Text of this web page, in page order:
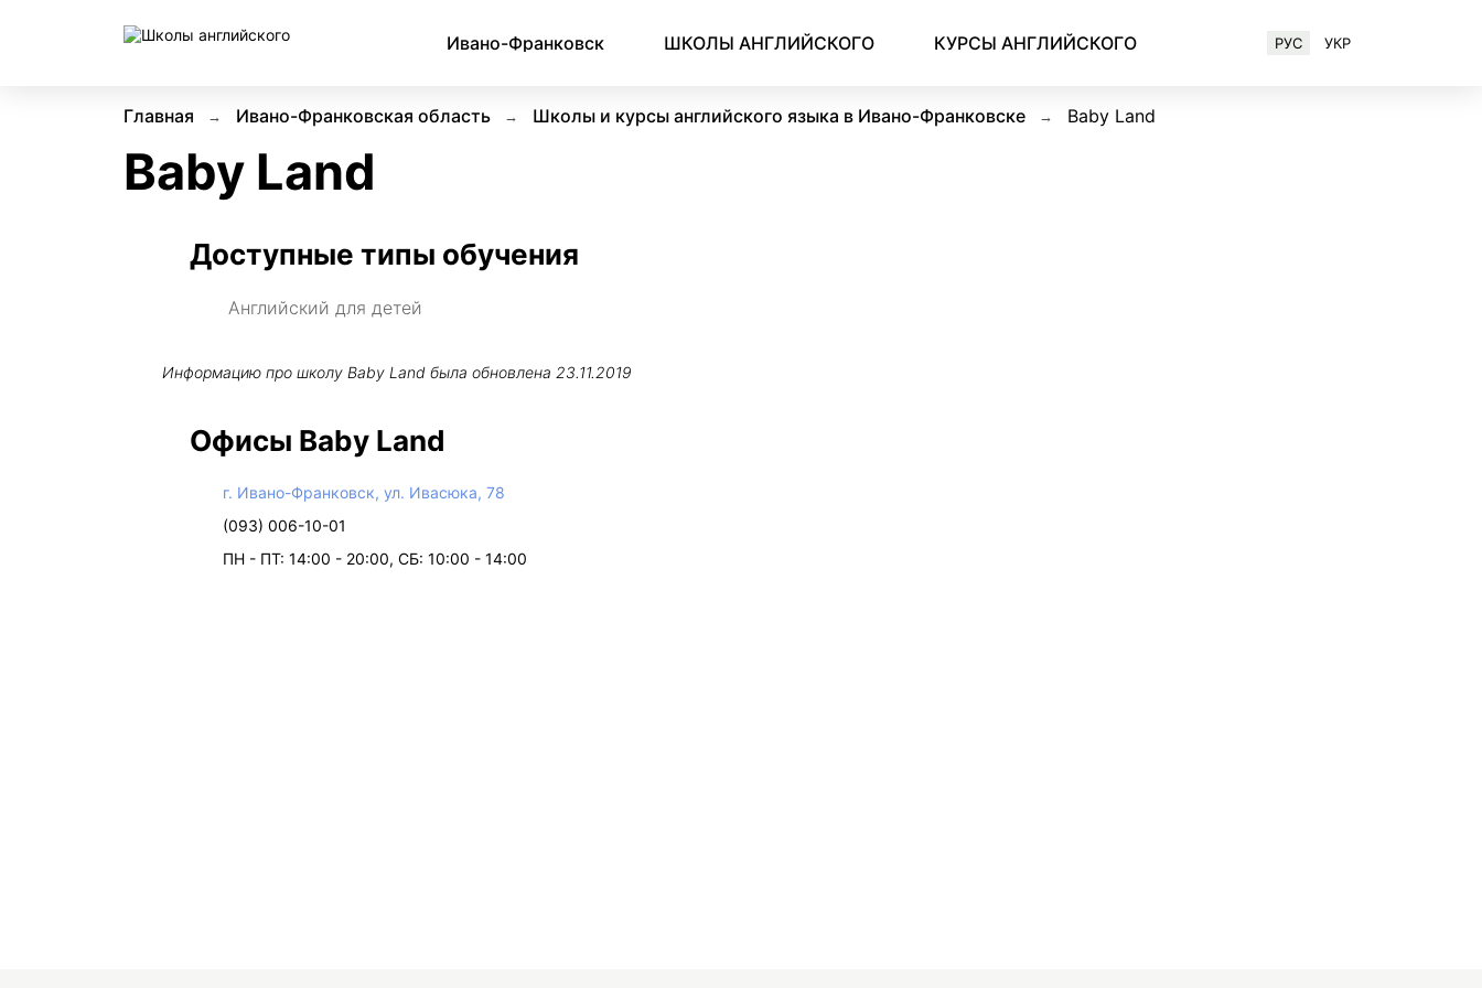
РУС УКР
Ивано-Франковск ШКОЛЫ АНГЛИЙСКОГО КУРСЫ АНГЛИЙСКОГО
Главная Ивано-Франковская область Школы и курсы английского языка в Ивано-Франковске Baby Land
Baby Land
Доступные типы обучения
Английский для детей
Информацию про школу Baby Land была обновлена 23.11.2019
Офисы Baby Land
г. Ивано-Франковск, ул. Ивасюка, 78
(093) 006-10-01
ПН - ПТ: 14:00 - 20:00, СБ: 10:00 - 14:00